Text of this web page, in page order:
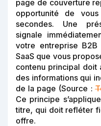
page de couverture
opportunité de
secondes. Une
signale
votre entreprise
SaaS que vous
contenu principal
des informations qui
de la page (Source :
Ce principe
titre, qui doit refléter
offre.